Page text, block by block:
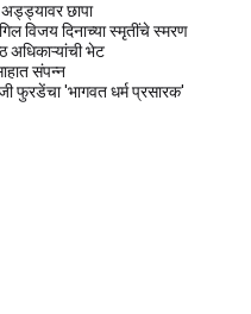
अड्ड्यावर छापा
विजय दिनाच्या स्मृतींचे स्मरण
अधिकाऱ्यांची भेट
संपन्न
फुरडेंचा 'भागवत धर्म प्रसारक'